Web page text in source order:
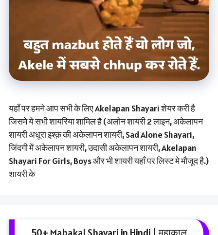
यहाँ पर हमने आप सभी के लिए Akelapan Shayari शेयर करी है
जिसमे ये सभी शायरिया शामिल है (अलोन शायरी 2 लाइन, अकेलापन
शायरी अधूरा इश्क़ की अकेलापन शायरी, Sad Alone Shayari,
जिंदगी में अकेलापन शायरी, उदासी अकेलापन शायरी, Akelapan
Shayari For Girls, Boys और भी शायरी यहाँ पर लिस्ट मे मौजूद है.)
शायरी के